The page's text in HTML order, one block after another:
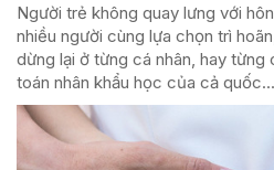
Người trẻ không quay lưng với
nhiều người cùng lựa chọn trì
dừng lại ở từng cá nhân, hay từng
toán nhân khẩu học của cả quốc...